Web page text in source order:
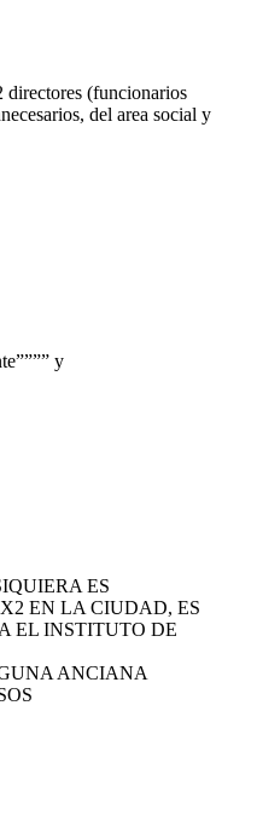
directores (funcionarios
del area social y
y
ES
EN LA CIUDAD, ES
EL INSTITUTO DE
ANCIANA